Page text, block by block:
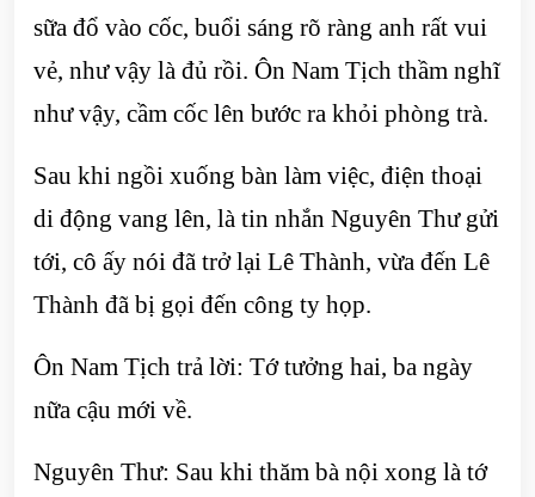
sữa đổ vào cốc, buổi sáng rõ ràng anh rất vui
vẻ, như vậy là đủ rồi. Ôn Nam Tịch thầm nghĩ
như vậy, cầm cốc lên bước ra khỏi phòng trà.
Sau khi ngồi xuống bàn làm việc, điện thoại
di động vang lên, là tin nhắn Nguyên Thư gửi
tới, cô ấy nói đã trở lại Lê Thành, vừa đến Lê
Thành đã bị gọi đến công ty họp.
Ôn Nam Tịch trả lời: Tớ tưởng hai, ba ngày
nữa cậu mới về.
Nguyên Thư: Sau khi thăm bà nội xong là tớ